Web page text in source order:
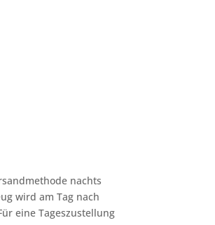
nachts
wird am Tag nach
eine Tageszustellung